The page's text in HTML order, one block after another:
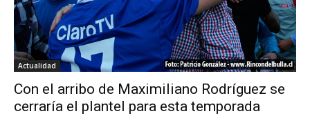
Actualidad
Con el arribo de Maximiliano Rodríguez se
cerraría el plantel para esta temporada